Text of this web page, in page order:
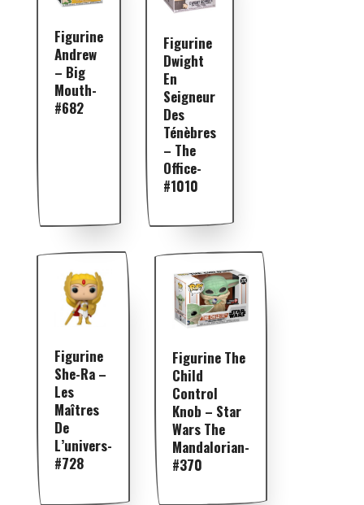
Figurine
Andrew
– Big
Mouth-
#682
Figurine
Dwight
En
Seigneur
Des
Ténèbres
– The
Office-
#1010
Figurine
She-Ra –
Les
Maîtres
De
L’univers-
#728
Figurine The
Child
Control
Knob – Star
Wars The
Mandalorian-
#370